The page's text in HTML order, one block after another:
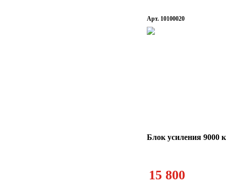
Арт. 10100020
Блок усиления 9000
15 800